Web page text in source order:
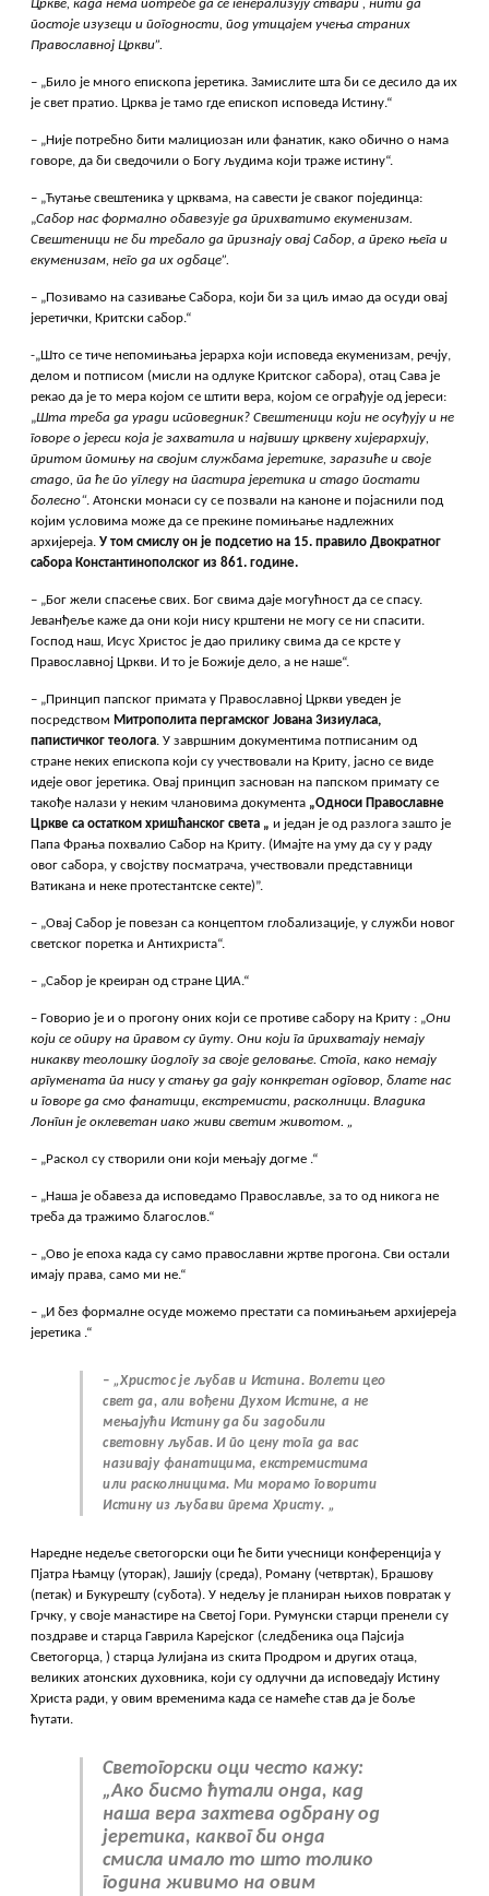
Цркве, када нема потребе да се генерализују ствари , нити да
постоје изузеци и погодности, под утицајем учења страних
Православној Цркви”.
– „Било је много епископа јеретика. Замислите шта би се десило да их
је свет пратио. Црква је тамо где епископ исповеда Истину.“
– „Није потребно бити малициозан или фанатик, како обично о нама
говоре, да би сведочили о Богу људима који траже истину“.
– „Ћутање свештеника у црквама, на савести је сваког појединца:
„Сабор нас формално обавезује да прихватимо екуменизам.
Свештеници не би требало да признају овај Сабор, а преко њега и
екуменизам, него да их одбаце”.
– „Позивамо на сазивање Сабора, који би за циљ имао да осуди овај
јеретички, Критски сабор.“
-„Што се тиче непомињања јерарха који исповеда екуменизам, речју,
делом и потписом (мисли на одлуке Критског сабора), отац Сава је
рекао да је то мера којом се штити вера, којом се ограђује од јереси:
„Шта треба да уради исповедник? Свештеници који не осуђују и не
говоре о јереси која је захватила и највишу црквену хијерархију,
притом помињу на својим службама јеретике, заразиће и своје
стадо, па ће по угледу на пастира јеретика и стадо постати
болесно“. Атонски монаси су се позвали на каноне и појаснили под
којим условима може да се прекине помињање надлежних
архијереја.У том смислу он је подсетио на 15. правило Двократног
сабора Константинополског из 861. године.
– „Бог жели спасење свих. Бог свима даје могућност да се спасy.
Јеванђеље каже да они који нису крштени не могу се ни спасити.
Господ наш, Исус Христос је дао прилику свима да се крсте у
Православној Цркви. И то је Божије дело, а не наше“.
– „Принцип папског примата у Православној Цркви уведен је
посредством Митрополита пергамског Јована 3изиуласа,
папистичког теолога. У завршним документима потписаним од
стране неких епископа који су учествовали на Криту, јасно се виде
идеје овог јеретика. Овај принцип заснован на папском примату се
такође налази у неким члановима документа „Односи Православне
Цркве са остатком хришћанског света „ и један је од разлога зашто је
Папа Фрања похвалио Сабор на Криту. (Имајте на уму да су у раду
овог сабора, у својству посматрача, учествовали представници
Ватикана и неке протестантске секте)”.
– „Овај Сабор је повезан са концептом глобализације, у служби новог
светског поретка и Антихриста“.
– „Сабор је креиран од стране ЦИА.“
– Говорио је и о прогону оних који се противе сабору на Криту : „Они
који се опиру на правом су путу. Они који га прихватају немају
никакву теолошку подлогу за своје деловање. Стога, како немају
аргумената па нису у стању да дају конкретан одговор, блате нас
и говоре да смо фанатици, екстремисти, расколници. Владика
Лонгин је оклеветан иако живи светим животом. „
– „Раскол су створили они који мењају догме .“
– „Наша је обавеза да исповедамо Православље, за то од никога не
треба да тражимо благослов.“
– „Ово је епоха када су само православни жртве прогона. Сви остали
имају права, само ми не.“
– „И без формалне осуде можемо престати са помињањем архијереја
јеретика .“
– „Христос је љубав и Истина. Волети цео
свет да, али вођени Духом Истине, а не
мењајући Истину да би задобили
световну љубав. И по цену тога да вас
називају фанатицима, екстремистима
или расколницима. Ми морамо говорити
Истину из љубави према Христу. „
Наредне недеље светогорски оци ће бити учесници конференција у
Пјатра Њамцу (уторак), Јашију (среда), Роману (четвртак), Брашову
(петак) и Букурешту (субота). У недељу је планиран њихов повратак у
Грчку, у своје манастире на Светој Гори. Румунски старци пренели су
поздраве и старца Гаврила Карејског (следбеника оца Пајсија
Светогорца, ) старца Јулијана из скита Продром и других отаца,
великих атонских духовника, који су одлучни да исповедају Истину
Христа ради, у овим временима када се намеће став да је боље
ћутати.
Светогорски оци често кажу:
„Ако бисмо ћутали онда, кад
наша вера захтева одбрану од
јеретика, каквог би онда
смисла имало то што толико
година живимо на овим